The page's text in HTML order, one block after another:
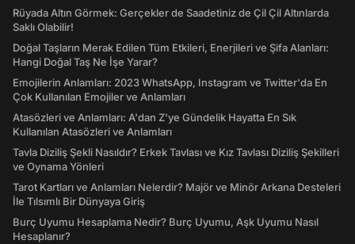
Rüyada Altın Görmek: Gerçekler de Saadetiniz de Çil Çil Altınlarda
Saklı Olabilir!
Doğal Taşların Merak Edilen Tüm Etkileri, Enerjileri ve Şifa Alanları:
Hangi Doğal Taş Ne İşe Yarar?
Emojilerin Anlamları: 2023 WhatsApp, Instagram ve Twitter'da En
Çok Kullanılan Emojiler ve Anlamları
Atasözleri ve Anlamları: A'dan Z'ye Gündelik Hayatta En Sık
Kullanılan Atasözleri ve Anlamları
Tavla Diziliş Şekli Nasıldır? Erkek Tavlası ve Kız Tavlası Diziliş Şekilleri
ve Oynama Yönleri
Tarot Kartları ve Anlamları Nelerdir? Majör ve Minör Arkana Desteleri
İle Tılsımlı Bir Dünyaya Giriş
Burç Uyumu Hesaplama Nedir? Burç Uyumu, Aşk Uyumu Nasıl
Hesaplanır?